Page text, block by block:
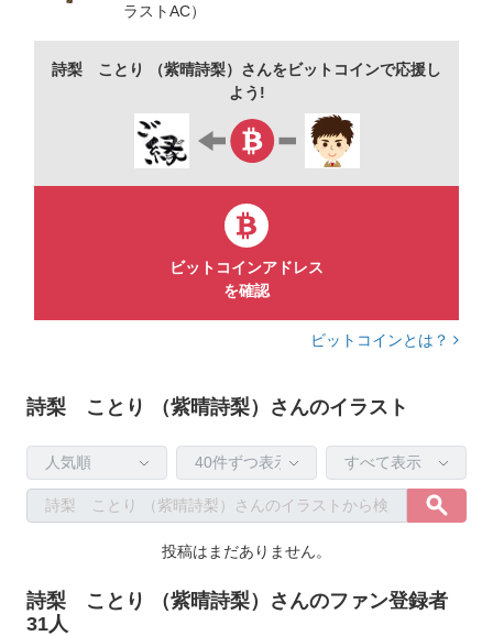
ラストAC）
詩梨 ことり （紫晴詩梨）さんをビットコインで応援し
よう!
ビットコインアドレス
を確認
ビットコインとは？
詩梨 ことり （紫晴詩梨）さんのイラスト
投稿はまだありません。
詩梨 ことり （紫晴詩梨）さんのファン登録者
31人